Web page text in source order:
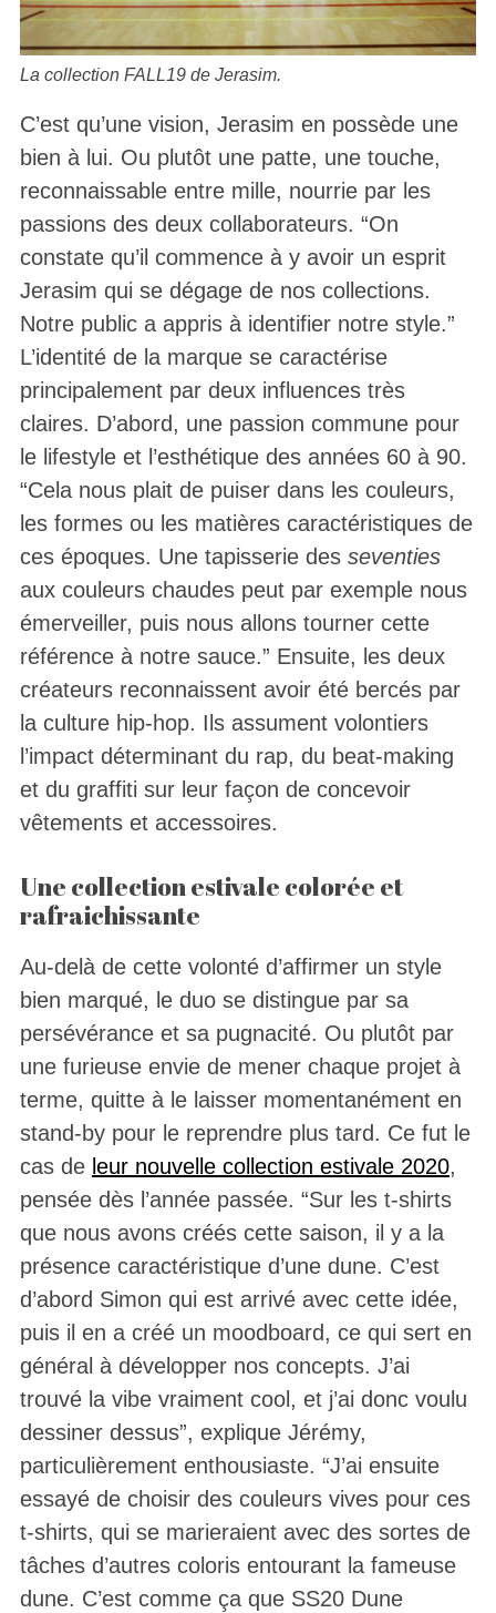
La collection FALL19 de Jerasim.
C’est qu’une vision, Jerasim en possède une
bien à lui. Ou plutôt une patte, une touche,
reconnaissable entre mille, nourrie par les
passions des deux collaborateurs. “On
constate qu’il commence à y avoir un esprit
Jerasim qui se dégage de nos collections.
Notre public a appris à identifier notre style.”
L’identité de la marque se caractérise
principalement par deux influences très
claires. D’abord, une passion commune pour
le lifestyle et l’esthétique des années 60 à 90.
“Cela nous plait de puiser dans les couleurs,
les formes ou les matières caractéristiques de
ces époques. Une tapisserie desseventies
aux couleurs chaudes peut par exemple nous
émerveiller, puis nous allons tourner cette
référence à notre sauce.” Ensuite, les deux
créateurs reconnaissent avoir été bercés par
la culture hip-hop. Ils assument volontiers
l’impact déterminant du rap, du beat-making
et du graffiti sur leur façon de concevoir
vêtements et accessoires.
Une collection estivale colorée et
rafraichissante
Au-delà de cette volonté d’affirmer un style
bien marqué, le duo se distingue par sa
persévérance et sa pugnacité. Ou plutôt par
une furieuse envie de mener chaque projet à
terme, quitte à le laisser momentanément en
stand-by pour le reprendre plus tard. Ce fut le
cas de leur nouvelle collection estivale 2020,
pensée dès l’année passée. “Sur les t-shirts
que nous avons créés cette saison, il y a la
présence caractéristique d’une dune. C’est
d’abord Simon qui est arrivé avec cette idée,
puis il en a créé un moodboard, ce qui sert en
général à développer nos concepts. J’ai
trouvé la vibe vraiment cool, et j’ai donc voulu
dessiner dessus”, explique Jérémy,
particulièrement enthousiaste. “J’ai ensuite
essayé de choisir des couleurs vives pour ces
t-shirts, qui se marieraient avec des sortes de
tâches d’autres coloris entourant la fameuse
dune. C’est comme ça que SS20 Dune